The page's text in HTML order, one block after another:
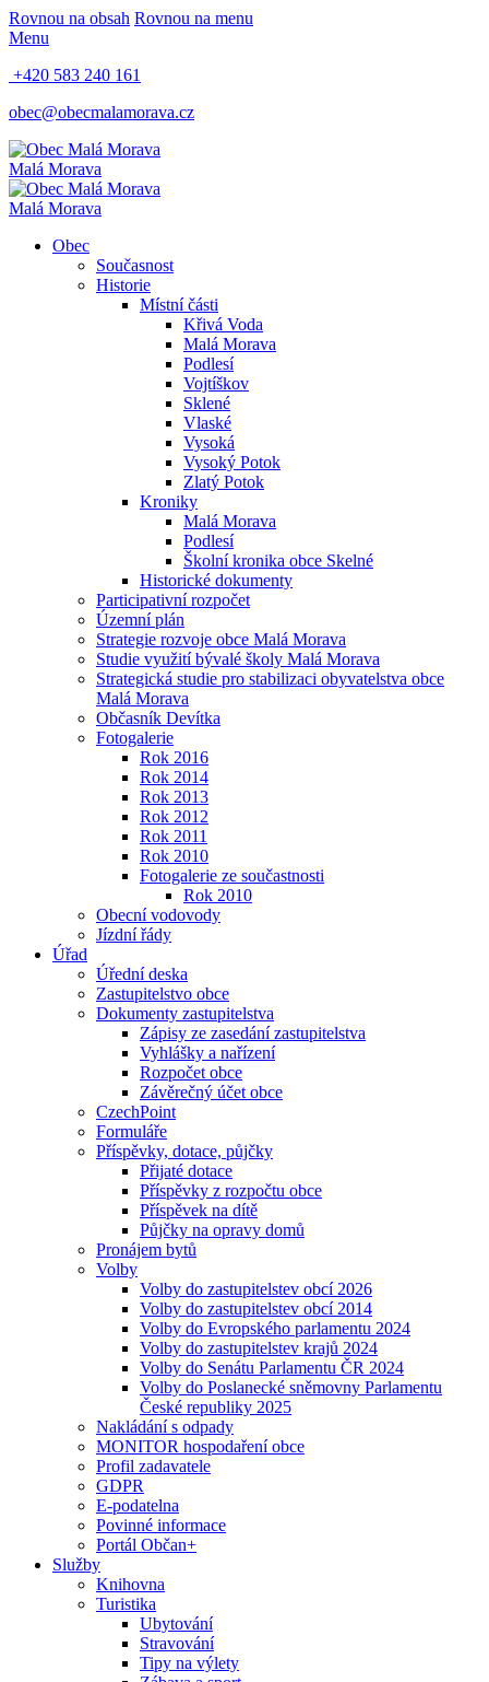
Rovnou na obsah Rovnou na menu
Menu
+420 583 240 161
obec@obecmalamorava.cz
Malá Morava
Malá Morava
Obec
Současnost
Historie
Místní části
Křivá Voda
Malá Morava
Podlesí
Vojtíškov
Sklené
Vlaské
Vysoká
Vysoký Potok
Zlatý Potok
Kroniky
Malá Morava
Podlesí
Školní kronika obce Skelné
Historické dokumenty
Participativní rozpočet
Územní plán
Strategie rozvoje obce Malá Morava
Studie využití bývalé školy Malá Morava
Strategická studie pro stabilizaci obyvatelstva obce
Malá Morava
Občasník Devítka
Fotogalerie
Rok 2016
Rok 2014
Rok 2013
Rok 2012
Rok 2011
Rok 2010
Fotogalerie ze součastnosti
Rok 2010
Obecní vodovody
Jízdní řády
Úřad
Úřední deska
Zastupitelstvo obce
Dokumenty zastupitelstva
Zápisy ze zasedání zastupitelstva
Vyhlášky a nařízení
Rozpočet obce
Závěrečný účet obce
CzechPoint
Formuláře
Příspěvky, dotace, půjčky
Přijaté dotace
Příspěvky z rozpočtu obce
Příspěvek na dítě
Půjčky na opravy domů
Pronájem bytů
Volby
Volby do zastupitelstev obcí 2026
Volby do zastupitelstev obcí 2014
Volby do Evropského parlamentu 2024
Volby do zastupitelstev krajů 2024
Volby do Senátu Parlamentu ČR 2024
Volby do Poslanecké sněmovny Parlamentu
České republiky 2025
Nakládání s odpady
MONITOR hospodaření obce
Profil zadavatele
GDPR
E-podatelna
Povinné informace
Portál Občan+
Služby
Knihovna
Turistika
Ubytování
Stravování
Tipy na výlety